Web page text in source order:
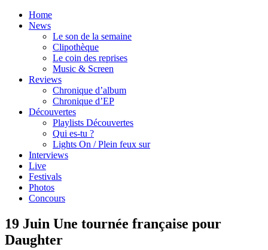
Home
News
Le son de la semaine
Clipothèque
Le coin des reprises
Music & Screen
Reviews
Chronique d’album
Chronique d’EP
Découvertes
Playlists Découvertes
Qui es-tu ?
Lights On / Plein feux sur
Interviews
Live
Festivals
Photos
Concours
19 Juin Une tournée française pour
Daughter